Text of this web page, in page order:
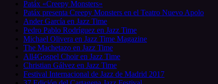
Patáx «Creepy Monsters»
Patáx presenta Creepy Monsters en el Teatro Nuevo Apolo
Ander García en Jazz Time
Pedro Pablo Rodríguez en Jazz Time
Michael Olivera en Jazz Time Magazine
The Machetazo en Jazz Time
All4Gospel Choir en Jazz Time
Christian Gálvez en Jazz Time
Festival Internacional de Jazz de Madrid 2017